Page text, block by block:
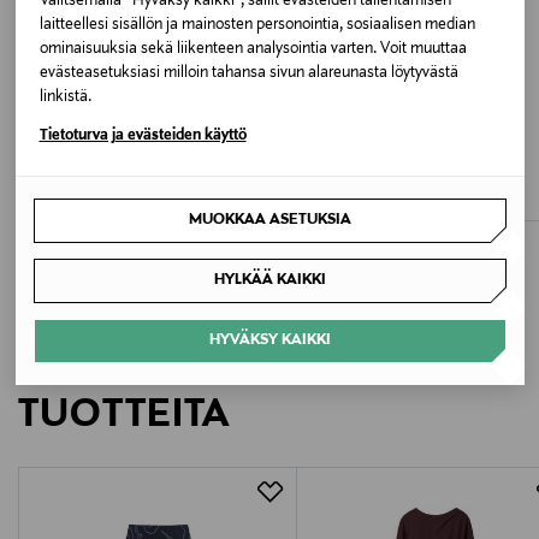
laitteellesi sisällön ja mainosten personointia, sosiaalisen median
ominaisuuksia sekä liikenteen analysointia varten. Voit muuttaa
evästeasetuksiasi milloin tahansa sivun alareunasta löytyvästä
linkistä.
Tietoturva ja evästeiden käyttö
MUOKKAA ASETUKSIA
HYLKÄÄ KAIKKI
HYVÄKSY KAIKKI
Valmistusmaa
Pohjois-Makedonia
Valmistajan tuotenumero
Valmistaja
AB Stenströms Skjortfabrik
Helsingborg, Sweden
customerservice@stenstroms.com
ETUKUPONKITUOTE
Original Price
159,00 €
Discounted Price
56,90 € Original Price
94,95 €
LISÄÄ KIINNOSTAVIA
TUOTTEITA